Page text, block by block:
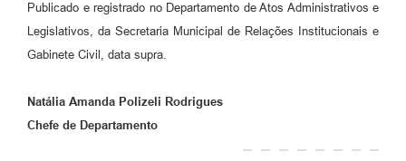
Publicado e registrado no Departamento de Atos Administrativos e
Legislativos, da Secretaria Municipal de Relações Institucionais e
Gabinete Civil, data supra.
Natália Amanda Polizeli Rodrigues
Chefe de Departamento